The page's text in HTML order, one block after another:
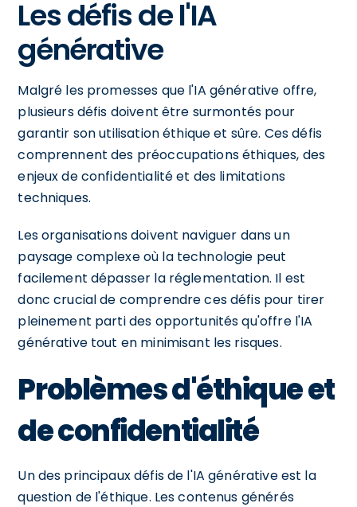
Les défis de l'IA
générative
Malgré les promesses que l'IA générative offre,
plusieurs défis doivent être surmontés pour
garantir son utilisation éthique et sûre. Ces défis
comprennent des préoccupations éthiques, des
enjeux de confidentialité et des limitations
techniques.
Les organisations doivent naviguer dans un
paysage complexe où la technologie peut
facilement dépasser la réglementation. Il est
donc crucial de comprendre ces défis pour tirer
pleinement parti des opportunités qu'offre l'IA
générative tout en minimisant les risques.
Problèmes d'éthique et
de confidentialité
Un des principaux défis de l'IA générative est la
question de l'éthique. Les contenus générés